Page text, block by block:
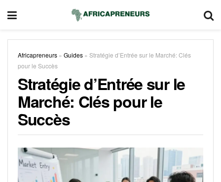
Africapreneurs » Guides » Stratégie d’Entrée sur le Marché: Clés
pour le Succès
Stratégie d’Entrée sur le
Marché: Clés pour le
Succès